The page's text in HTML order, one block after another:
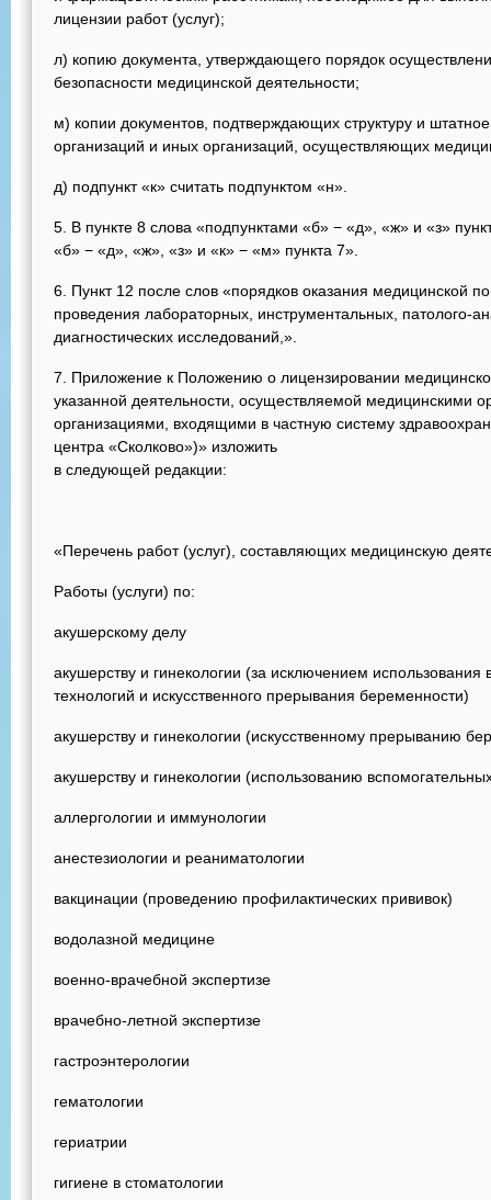
лицензии работ (услуг);
л) копию документа, утверждающего порядок
безопасности медицинской деятельности;
м) копии документов, подтверждающих структуру и
организаций и иных организаций, осуществляющих
д) подпункт «к» считать подпунктом «н».
5. В пункте 8 слова «подпунктами «б» − «д», «ж» и «з»
«б» − «д», «ж», «з» и «к» − «м» пункта 7».
6. Пункт 12 после слов «порядков оказания медицинской
проведения лабораторных, инструментальных, патолого-
диагностических исследований,».
7. Приложение к Положению о лицензировании
указанной деятельности, осуществляемой медицинскими
организациями, входящими в частную систему
центра «Сколково»)» изложить
в следующей редакции:
«Перечень работ (услуг), составляющих медицинскую
Работы (услуги) по:
акушерскому делу
акушерству и гинекологии (за исключением использования
технологий и искусственного прерывания беременности)
акушерству и гинекологии (искусственному прерыванию
акушерству и гинекологии (использованию
аллергологии и иммунологии
анестезиологии и реаниматологии
вакцинации (проведению профилактических прививок)
водолазной медицине
военно-врачебной экспертизе
врачебно-летной экспертизе
гастроэнтерологии
гематологии
гериатрии
гигиене в стоматологии